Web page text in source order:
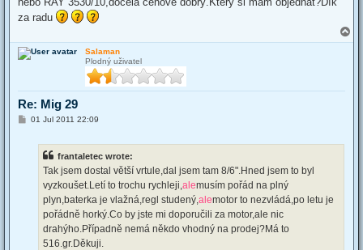
za radu
o
Salaman
Plodný uživatel
Re: Mig 29
P01 Jul 2011 22:09
frantaletec wrote:
Tak jsem dostal větší vrtule,dal jsem tam 8/6".Hned jsem to byl
vyzkoušet.Letí to trochu rychleji, alemusím pořád na plný
plyn,baterka je vlažná,regl studený, alemotor to nezvládá,po letu je
pořádně horký.Co by jste mi doporučili za motor,ale nic
drahýho.Případně nemá někdo vhodný na prodej?Má to
516.gr.Děkuji.